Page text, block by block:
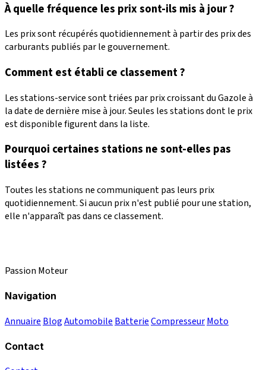
À quelle fréquence les prix sont-ils mis à jour ?
Les prix sont récupérés quotidiennement à partir des prix des
carburants publiés par le gouvernement.
Comment est établi ce classement ?
Les stations-service sont triées par prix croissant du Gazole à
la date de dernière mise à jour. Seules les stations dont le prix
est disponible figurent dans la liste.
Pourquoi certaines stations ne sont-elles pas
listées ?
Toutes les stations ne communiquent pas leurs prix
quotidiennement. Si aucun prix n'est publié pour une station,
elle n'apparaît pas dans ce classement.
Passion Moteur
Navigation
Annuaire BlogAutomobile BatterieCompresseurMoto
Contact